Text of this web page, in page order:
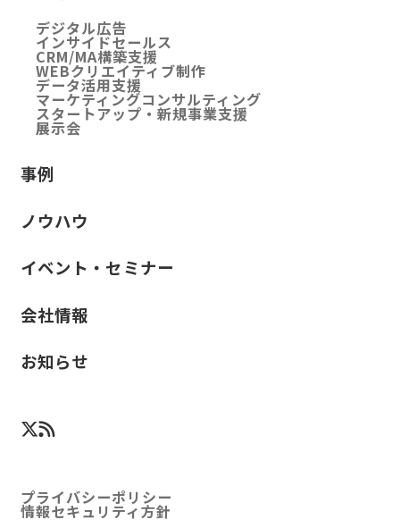
デジタル広告
インサイドセールス
CRM/MA構築支援
WEBクリエイティブ制作
データ活用支援
マーケティングコンサルティング
スタートアップ・新規事業支援
展示会
事例
ノウハウ
イベント・セミナー
会社情報
お知らせ
プライバシーポリシー
情報セキュリティ方針